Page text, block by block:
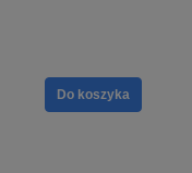
Do koszyka